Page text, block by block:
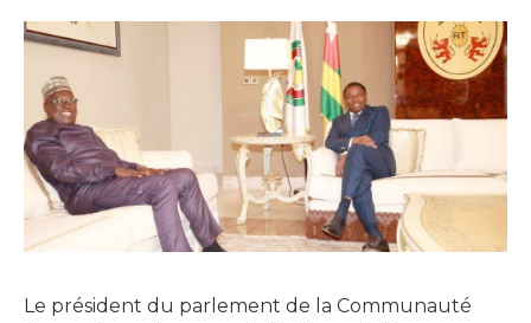
Le président du parlement de la Communauté